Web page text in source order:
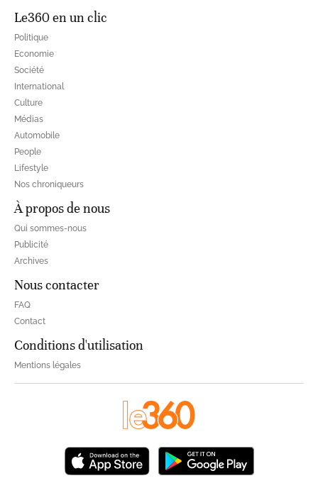
Le360 en un clic
Politique
Economie
Société
International
Culture
Médias
Automobile
People
Lifestyle
Nos chroniqueurs
À propos de nous
Qui sommes-nous
Publicité
Archives
Nous contacter
FAQ
Contact
Conditions d'utilisation
Mentions légales